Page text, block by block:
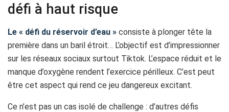
défi à haut risque
Le « défi du réservoir d’eau » consiste à plonger tête la
première dans un baril étroit… L’objectif est d’impressionner
sur les réseaux sociaux surtout Tiktok. L’espace réduit et le
manque d’oxygène rendent l’exercice périlleux. C’est peut
être cet aspect qui rend ce jeu dangereux excitant.
Ce n’est pas un cas isolé de challenge : d’autres défis